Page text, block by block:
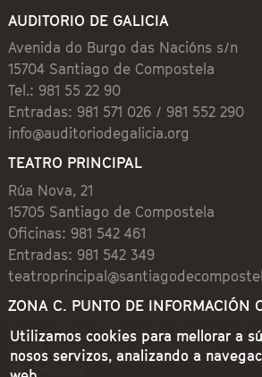
AUDITORIO DE GALICIA
Avenida do Burgo das Nacións s/n
15704 Santiago de Compostela
Tel.: 981 55 22 90
Entradas: 981 571 026 / 981 552 290
info@auditoriodegalicia.org
TEATRO PRINCIPAL
Rúa Nova, 21
15705 Santiago de Compostela
Oficinas: 981 542 461
Entradas: 981 542 349
ZONA C. PUNTO DE INFORMACIÓN
Preguntoiro, 1 (Praza de Cervantes)
15704 Santiago de Compostela
981 542 462
Utilizamos cookies para mellorar a
nosos servizos, analizando a